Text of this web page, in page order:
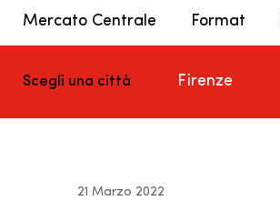
Mercato Centrale Format
Scegli una città Firenze
21 Marzo 2022